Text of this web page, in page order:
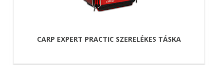
CARP EXPERT PRACTIC SZERELÉKES TÁSKA